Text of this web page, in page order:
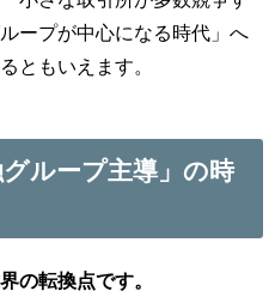
ープが中心になる時代」へ
ともいえます。
ループ主導」の時
の転換点です。